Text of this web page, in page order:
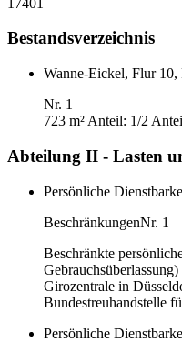
Bestandsverzeichnis
Wanne-Eickel, Flur 10,
Nr. 1
723 m² Anteil: 1/2
Abteilung II - Lasten
Persönliche
BeschränkungenNr. 1
Beschränkte
Girozentrale in
Bundestreuhandstelle
Persönliche